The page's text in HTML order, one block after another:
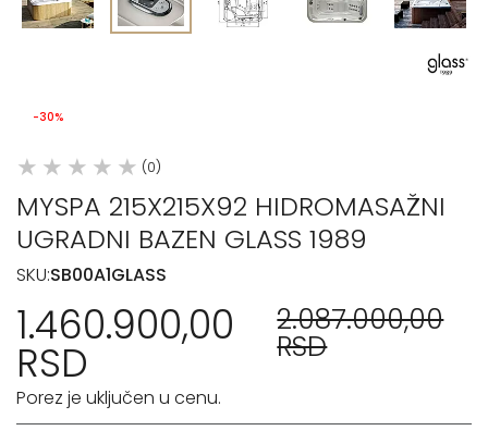
-30%
(0)
MYSPA 215X215X92 HIDROMASAŽNI
UGRADNI BAZEN GLASS 1989
SKU:SB00A1GLASS
1.460.900,00
RSD
2.087.000,00
RSD
Porez je uključen u cenu.